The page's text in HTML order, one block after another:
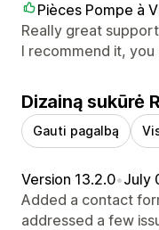
Pièces Pompe à
Really great
I recommend it,
Dizainą sukūrė
Gauti pagalbą
Version 13.2.0•July
Added a contact
addressed a few